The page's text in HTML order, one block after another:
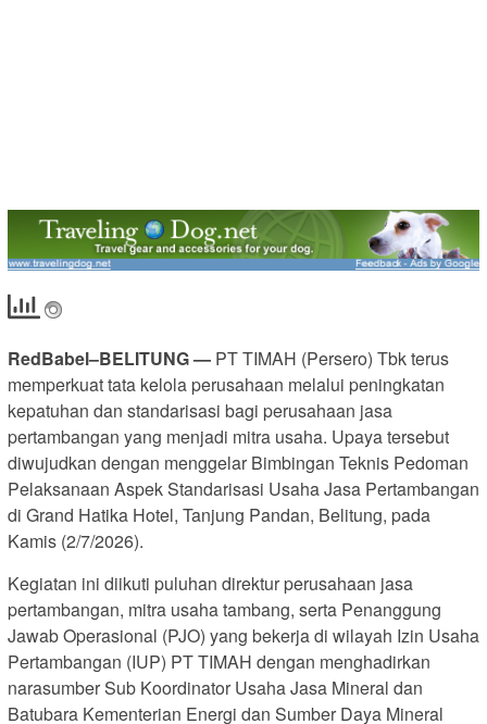
RedBabel–BELITUNG — PT TIMAH (Persero) Tbk terus
memperkuat tata kelola perusahaan melalui peningkatan
kepatuhan dan standarisasi bagi perusahaan jasa
pertambangan yang menjadi mitra usaha. Upaya tersebut
diwujudkan dengan menggelar Bimbingan Teknis Pedoman
Pelaksanaan Aspek Standarisasi Usaha Jasa Pertambangan
di Grand Hatika Hotel, Tanjung Pandan, Belitung, pada
Kamis (2/7/2026).
Kegiatan ini diikuti puluhan direktur perusahaan jasa
pertambangan, mitra usaha tambang, serta Penanggung
Jawab Operasional (PJO) yang bekerja di wilayah Izin Usaha
Pertambangan (IUP) PT TIMAH dengan menghadirkan
narasumber Sub Koordinator Usaha Jasa Mineral dan
Batubara Kementerian Energi dan Sumber Daya Mineral